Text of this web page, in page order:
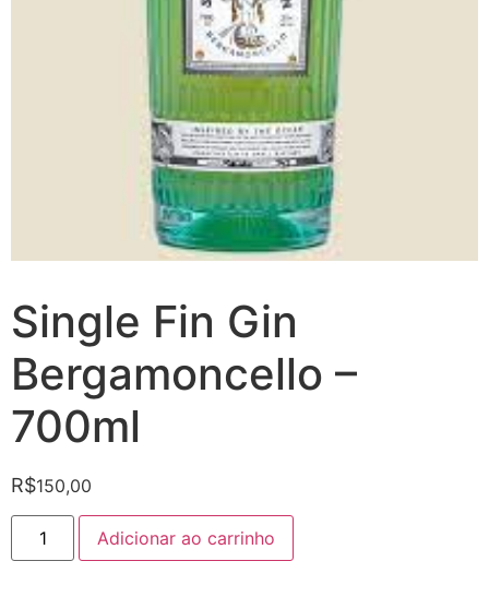
Single Fin Gin
Bergamoncello –
700ml
R$150,00
Adicionar ao carrinho